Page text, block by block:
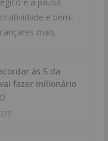
e bem-
mais.
às 5 da
fazer milionário